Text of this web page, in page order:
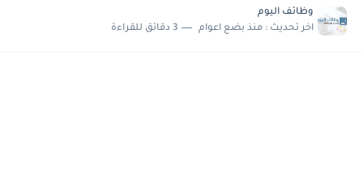
وظائف اليوم
اخر تحديث : منذ بضع اعوام 3 دقائق للقراءة